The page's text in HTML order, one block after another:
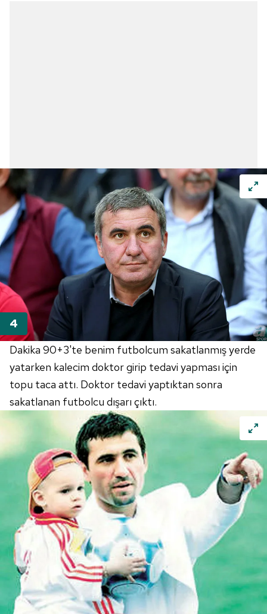
Dakika 90+3'te benim futbolcum sakatlanmış yerde
yatarken kalecim doktor girip tedavi yapması için
topu taca attı. Doktor tedavi yaptıktan sonra
sakatlanan futbolcu dışarı çıktı.